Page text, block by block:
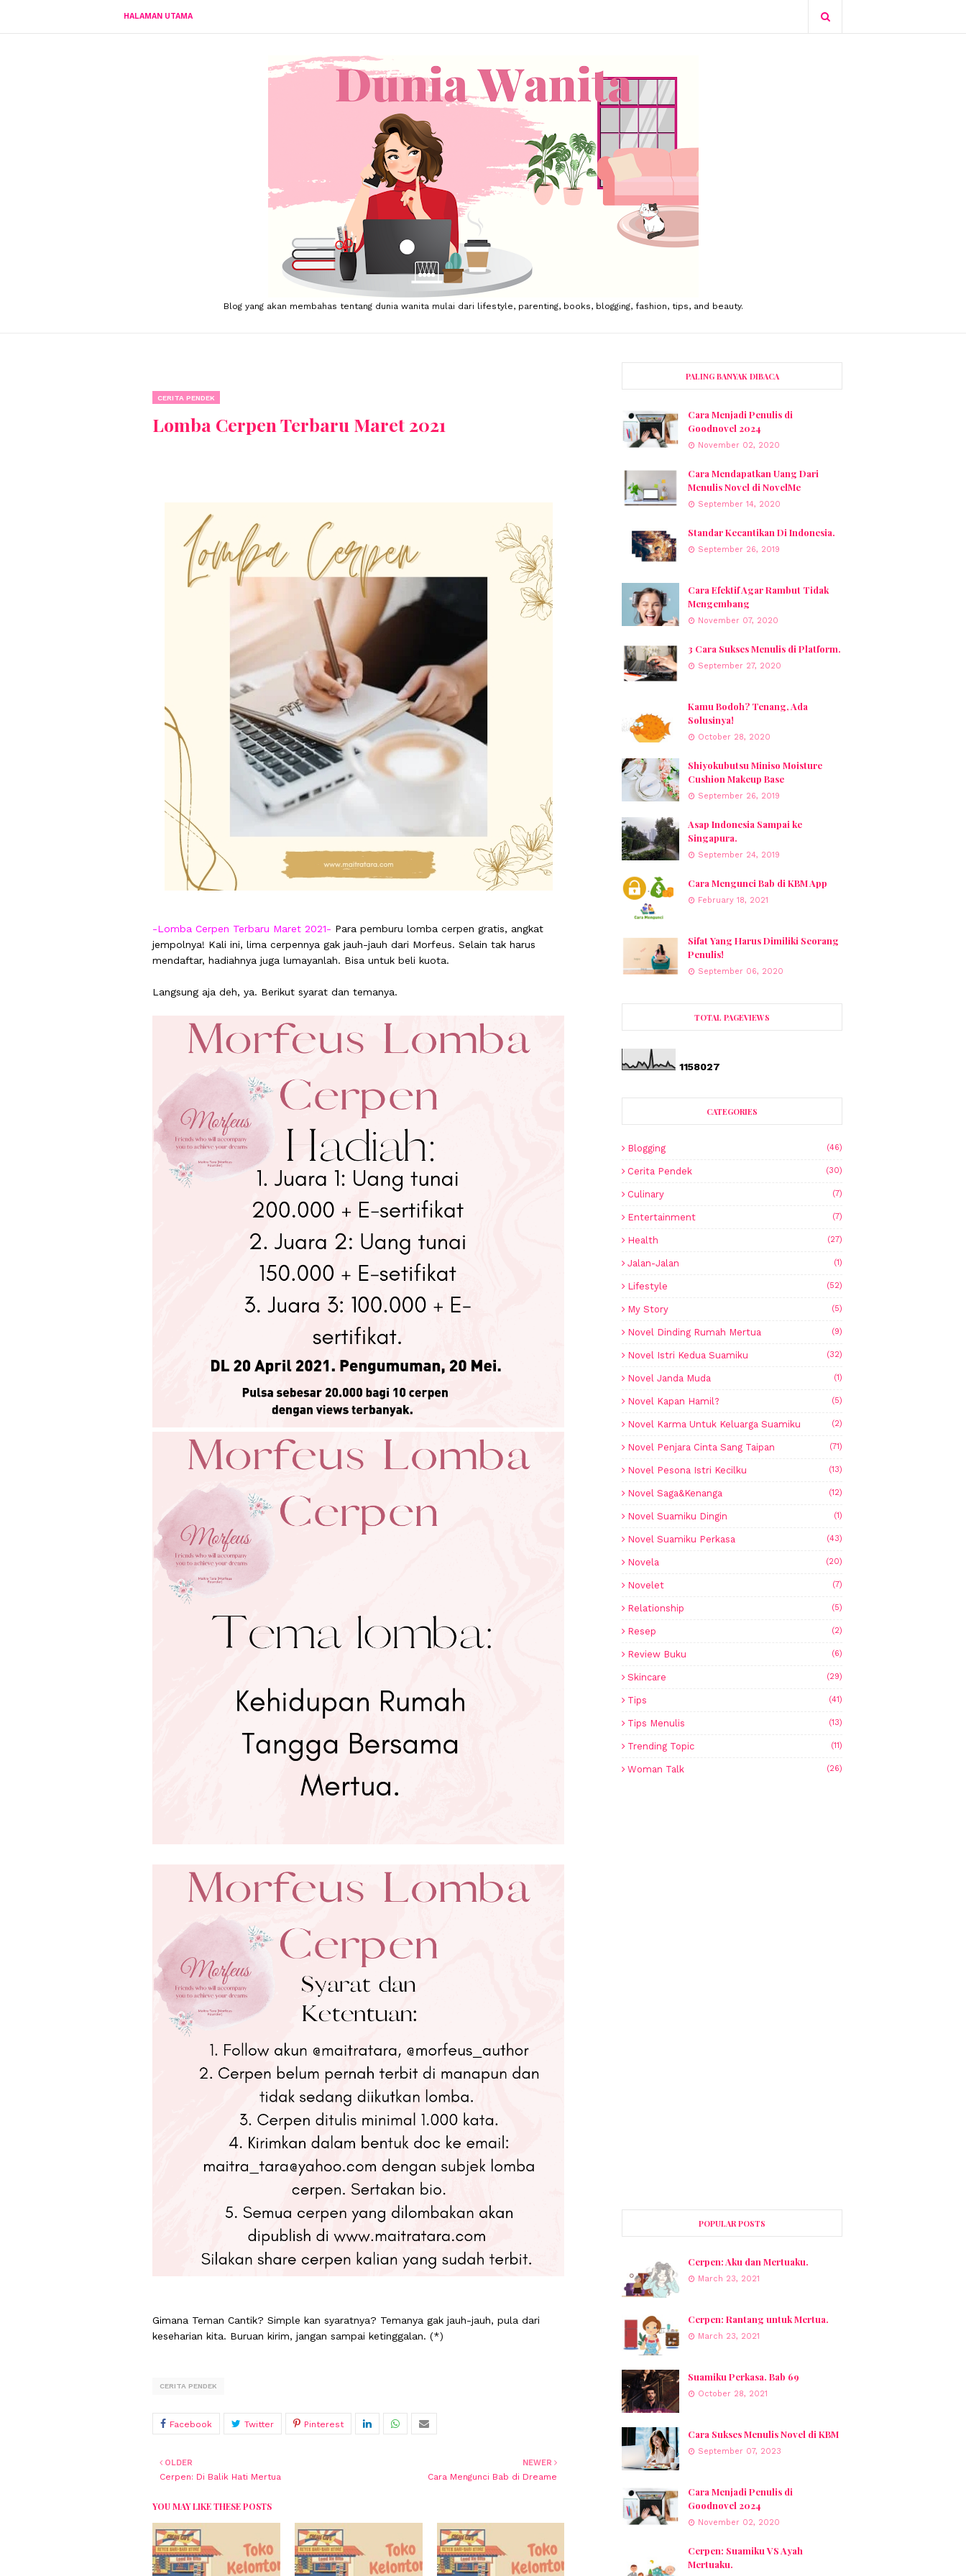
HALAMAN UTAMA
Blog yang akan membahas tentang dunia wanita mulai dari lifestyle, parenting, books, blogging, fashion, tips, and beauty.
CERITA PENDEK
Lomba Cerpen Terbaru Maret 2021
-Lomba Cerpen Terbaru Maret 2021- Para pemburu lomba cerpen gratis, angkat
jempolnya! Kali ini, lima cerpennya gak jauh-jauh dari Morfeus. Selain tak harus
mendaftar, hadiahnya juga lumayanlah. Bisa untuk beli kuota.
Langsung aja deh, ya. Berikut syarat dan temanya.
Gimana Teman Cantik? Simple kan syaratnya? Temanya gak jauh-jauh, pula dari
keseharian kita. Buruan kirim, jangan sampai ketinggalan. (*)
CERITA PENDEK
NEWER
Cara Mengunci Bab di Dreame
OLDER
Cerpen: Di Balik Hati Mertua
YOU MAY LIKE THESE POSTS
PALING BANYAK DIBACA
Cara Menjadi Penulis di
Goodnovel 2024
November 02, 2020
Cara Mendapatkan Uang Dari
Menulis Novel di NovelMe
September 14, 2020
Standar Kecantikan Di Indonesia.
September 26, 2019
Cara Efektif Agar Rambut Tidak
Mengembang
November 07, 2020
3 Cara Sukses Menulis di Platform.
September 27, 2020
Kamu Bodoh? Tenang, Ada
Solusinya!
October 28, 2020
Shiyokubutsu Miniso Moisture
Cushion Makeup Base
September 26, 2019
Asap Indonesia Sampai ke
Singapura.
September 24, 2019
Cara Mengunci Bab di KBM App
February 18, 2021
Sifat Yang Harus Dimiliki Seorang
Penulis!
September 06, 2020
TOTAL PAGEVIEWS
1158027
CATEGORIES
Blogging (46)
Cerita Pendek (30)
Culinary (7)
Entertainment (7)
Health (27)
Jalan-Jalan (1)
Lifestyle (52)
My Story (5)
Novel Dinding Rumah Mertua (9)
Novel Istri Kedua Suamiku (32)
Novel Janda Muda (1)
Novel Kapan Hamil? (5)
Novel Karma Untuk Keluarga Suamiku (2)
Novel Penjara Cinta Sang Taipan (71)
Novel Pesona Istri Kecilku (13)
Novel Saga&Kenanga (12)
Novel Suamiku Dingin (1)
Novel Suamiku Perkasa (43)
Novela (20)
Novelet (7)
Relationship (5)
Resep (2)
Review Buku (6)
Skincare (29)
Tips (41)
Tips Menulis (13)
Trending Topic (11)
Woman Talk (26)
POPULAR POSTS
Cerpen: Aku dan Mertuaku.
March 23, 2021
Cerpen: Rantang untuk Mertua.
March 23, 2021
Suamiku Perkasa. Bab 69
October 28, 2021
Cara Sukses Menulis Novel di KBM
September 07, 2023
Cara Menjadi Penulis di
Goodnovel 2024
November 02, 2020
Cerpen: Suamiku VS Ayah
Mertuaku.